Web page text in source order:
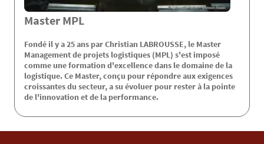
Master MPL
Fondé il y a 25 ans par Christian LABROUSSE, le Master
Management de projets logistiques (MPL) s'est imposé
comme une formation d'excellence dans le domaine de la
logistique. Ce Master, conçu pour répondre aux exigences
croissantes du secteur, a su évoluer pour rester à la pointe
de l'innovation et de la performance.